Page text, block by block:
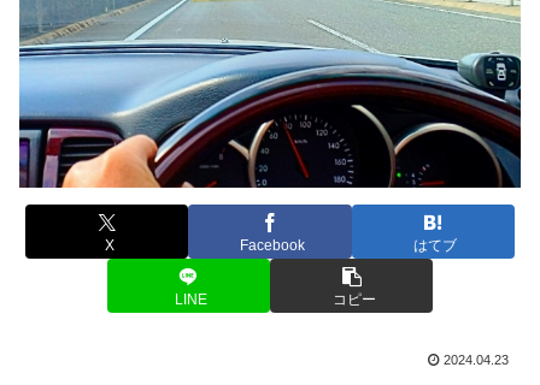
X Facebook はてブ
LINE コピー
2024.04.23